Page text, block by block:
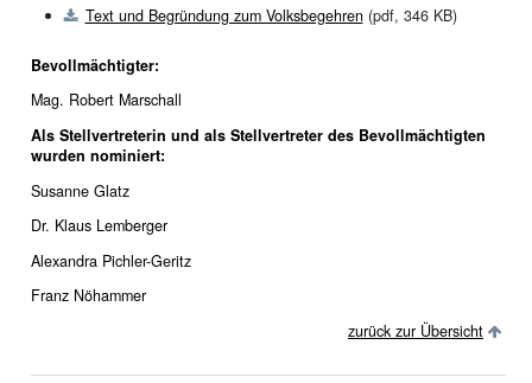
Text und Begründung zum Volksbegehren(pdf, 346 KB)
Bevollmächtigter:
Mag. Robert Marschall
Als Stellvertreterin und als Stellvertreter des Bevollmächtigten
wurden nominiert:
Susanne Glatz
Dr. Klaus Lemberger
Alexandra Pichler-Geritz
Franz Nöhammer
zurück zur Übersicht